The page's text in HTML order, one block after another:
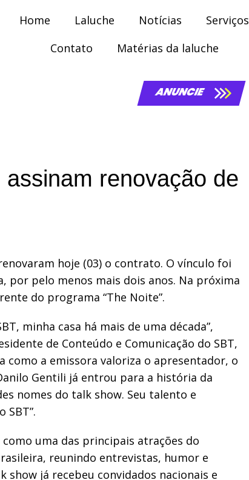
Home Laluche Notícias
Serviços
Contato
Matérias da laluche
ANUNCIE
renovação de
hoje (03) o contrato. O vínculo foi
por pelo menos mais dois anos. Na próxima
do programa “The Noite”.
minha casa há mais de uma década”,
de Conteúdo e Comunicação do SBT,
como a emissora valoriza o apresentador, o
Gentili já entrou para a história da
nomes do talk show. Seu talento e
SBT”.
uma das principais atrações do
reunindo entrevistas, humor e
já recebeu convidados nacionais e